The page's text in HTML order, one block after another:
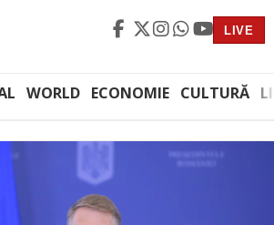
LIVE
WORLD ECONOMIE CULTURĂ